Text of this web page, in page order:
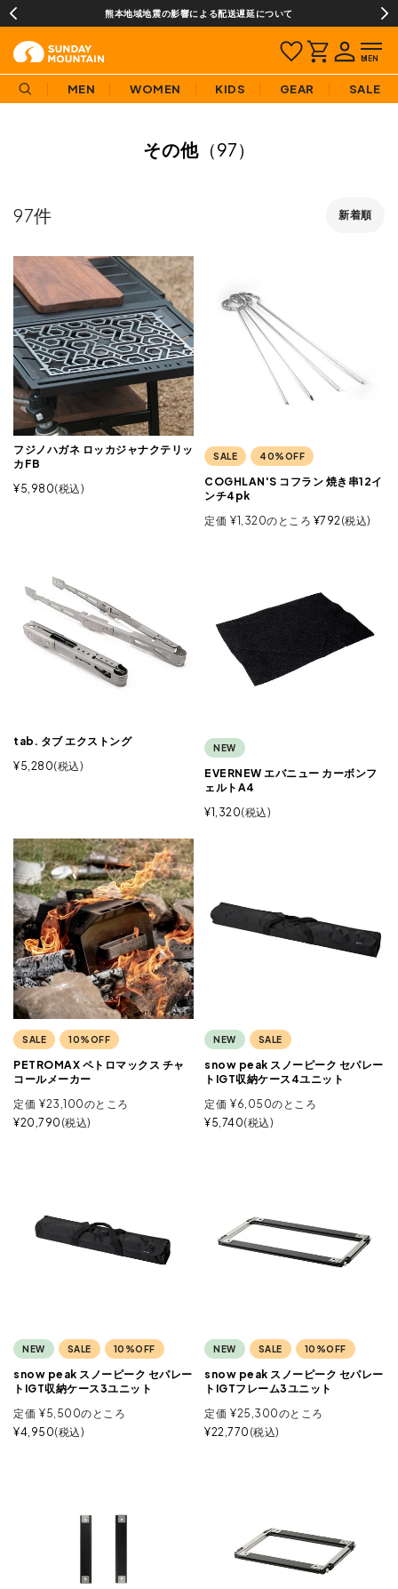
熊本地域地震の影響による配送遅延について
MEN WOMEN KIDS GEAR SALE
その他 （97）
新着順
97
フジノハガネ ロッカジャナクテリッ
カFB
¥5,980 税込
SALE 40%OFF
COGHLAN'S コフラン 焼き串12イ
ンチ4pk
定価 ¥1,320のところ ¥792 税込
tab. タブ エクストング
¥5,280 税込
NEW
EVERNEW エバニュー カーボンフ
ェルトA4
¥1,320 税込
SALE 10%OFF
PETROMAX ペトロマックス チャ
コールメーカー
定価 ¥23,100のところ
¥20,790 税込
NEW SALE
snow peak スノーピーク セパレー
トIGT収納ケース4ユニット
定価 ¥6,050のところ
¥5,740 税込
NEW SALE 10%OFF
snow peak スノーピーク セパレー
トIGT収納ケース3ユニット
定価 ¥5,500のところ
¥4,950 税込
NEW SALE 10%OFF
snow peak スノーピーク セパレー
トIGTフレーム3ユニット
定価 ¥25,300のところ
¥22,770 税込